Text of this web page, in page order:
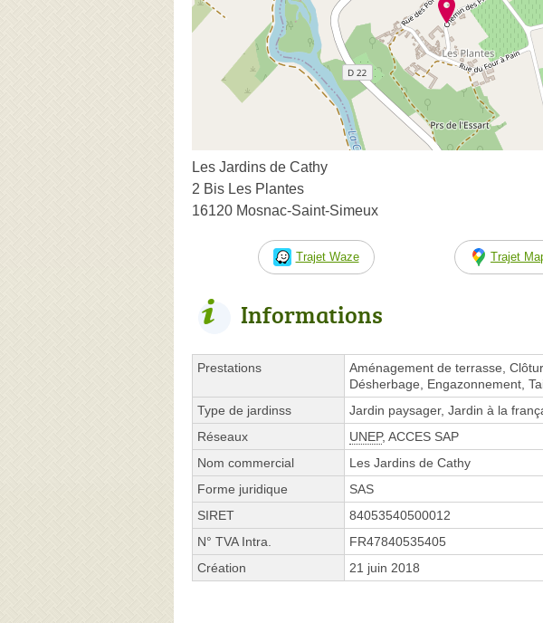
Les Jardins de Cathy
2 Bis Les Plantes
16120 Mosnac-Saint-Simeux
Trajet Waze Trajet
Informations
Prestations
Aménagement de terrasse,
Désherbage, Engazonnement,
Type de jardinss
Jardin paysager, Jardin à la
Réseaux
UNEP, ACCES SAP
Nom commercial
Les Jardins de Cathy
Forme juridique
SAS
SIRET
84053540500012
N° TVA Intra.
FR47840535405
Création
21 juin 2018